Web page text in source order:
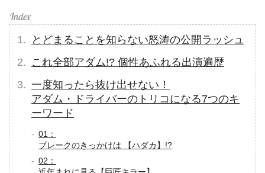
とどまることを知らない怒涛の公開ラッシュ
これ全部アダム!? 個性あふれる出演遍歴
一度知ったら抜け出せない！
アダム・ドライバーのトリコになる7つのキ
ーワード
01：
ブレークのきっかけは 【ハダカ】!?
02：